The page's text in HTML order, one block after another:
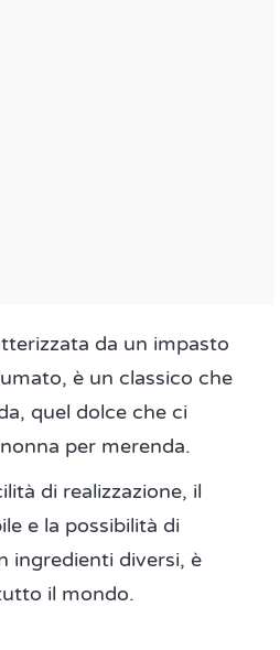
da un impasto
è un classico che
quel dolce che ci
per merenda.
di realizzazione, il
e la possibilità di
ingredienti diversi, è
il mondo.